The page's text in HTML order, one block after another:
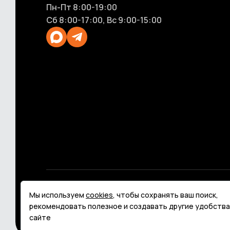
Пн-Пт 8:00-19:00
Сб 8:00-17:00, Вс 9:00-15:00
© 2013 - 2026 H-point - промышленная
Политика конфиденциальностиКарта сайта
Мы используем cookies, чтобы сохранять ваш поиск,
рекомендовать полезное и создавать другие
сайте